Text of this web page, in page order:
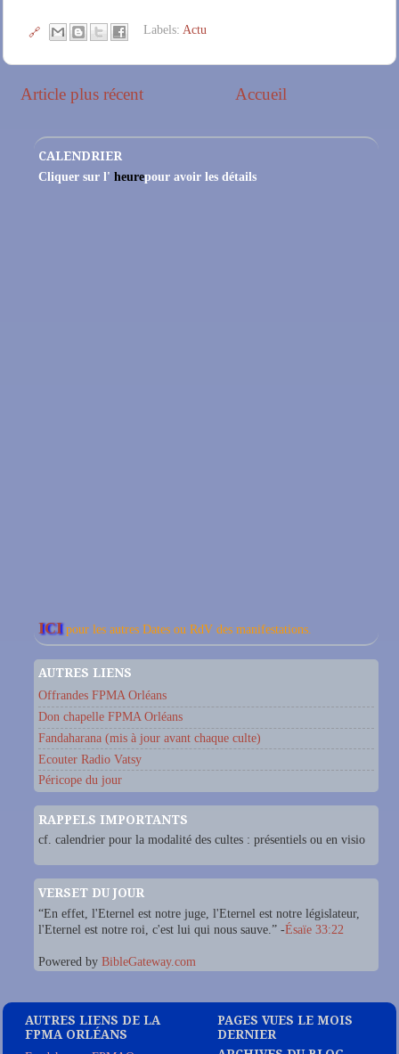
🔗 Labels: Actu
Article plus récent Accueil
CALENDRIER
Cliquer sur l' heurepour avoir les détails
ICI pour les autres Dates ou RdV des manifestations.
AUTRES LIENS
Offrandes FPMA Orléans
Don chapelle FPMA Orléans
Fandaharana (mis à jour avant chaque culte)
Ecouter Radio Vatsy
Péricope du jour
RAPPELS IMPORTANTS
cf. calendrier pour la modalité des cultes : présentiels ou en visio
VERSET DU JOUR
“En effet, l'Eternel est notre juge, l'Eternel est notre législateur,
l'Eternel est notre roi, c'est lui qui nous sauve.” -Ésaïe 33:22
Powered by BibleGateway.com
AUTRES LIENS DE LA
FPMA ORLÉANS
PAGES VUES LE MOIS
DERNIER